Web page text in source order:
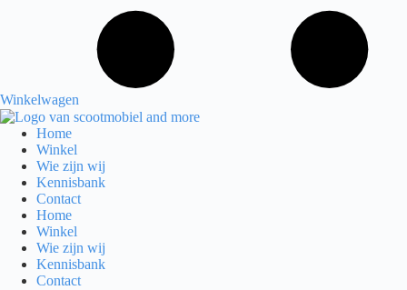
Winkelwagen
Home
Winkel
Wie zijn wij
Kennisbank
Contact
Home
Winkel
Wie zijn wij
Kennisbank
Contact